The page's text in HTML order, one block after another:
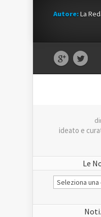
Autore:La
ideato e
Le
Le
Notizie